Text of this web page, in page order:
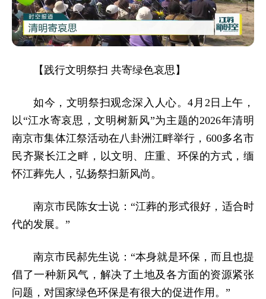
【践行文明祭扫 共寄绿色哀思】
如今，文明祭扫观念深入人心。4月2日上午，
以“江水寄哀思，文明树新风”为主题的2026年清明
南京市集体江祭活动在八卦洲江畔举行，600多名市
民齐聚长江之畔，以文明、庄重、环保的方式，缅
怀江葬先人，弘扬祭扫新风尚。
南京市民陈女士说：“江葬的形式很好，适合时
代的发展。”
南京市民郝先生说：“本身就是环保，而且也提
倡了一种新风气，解决了土地及各方面的资源紧张
问题，对国家绿色环保是有很大的促进作用。”